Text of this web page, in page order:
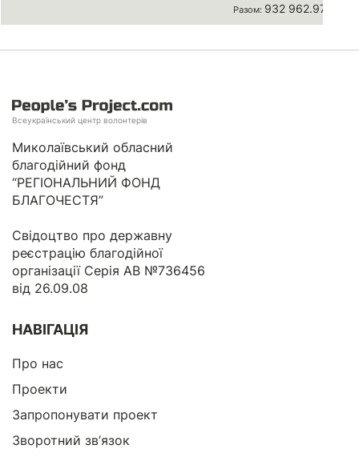
Разом: 932 962.97 грн
Всеукраїнський центр волонтерів
Миколаївський обласний
благодійний фонд
“РЕГІОНАЛЬНИЙ ФОНД
БЛАГОЧЕСТЯ”
Свідоцтво про державну
реєстрацію благодійної
організації Серія АВ №736456
від 26.09.08
НАВІГАЦІЯ
Про нас
Проекти
Запропонувати проект
Зворотний зв’язок